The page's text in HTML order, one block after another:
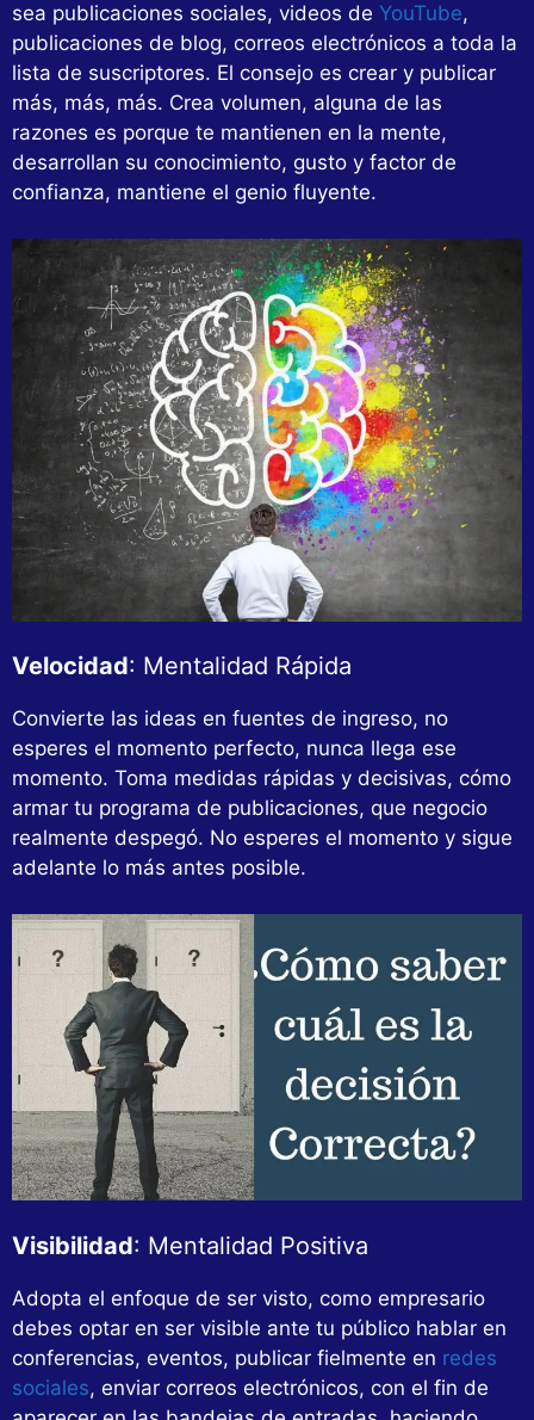
sea publicaciones sociales, videos de YouTube,
publicaciones de blog, correos electrónicos a toda la
lista de suscriptores. El consejo es crear y publicar
más, más, más. Crea volumen, alguna de las
razones es porque te mantienen en la mente,
desarrollan su conocimiento, gusto y factor de
confianza, mantiene el genio fluyente.
Velocidad: Mentalidad Rápida
Convierte las ideas en fuentes de ingreso, no
esperes el momento perfecto, nunca llega ese
momento. Toma medidas rápidas y decisivas, cómo
armar tu programa de publicaciones, que negocio
realmente despegó. No esperes el momento y sigue
adelante lo más antes posible.
Visibilidad: Mentalidad Positiva
Adopta el enfoque de ser visto, como empresario
debes optar en ser visible ante tu público hablar en
conferencias, eventos, publicar fielmente en redes
sociales, enviar correos electrónicos, con el fin de